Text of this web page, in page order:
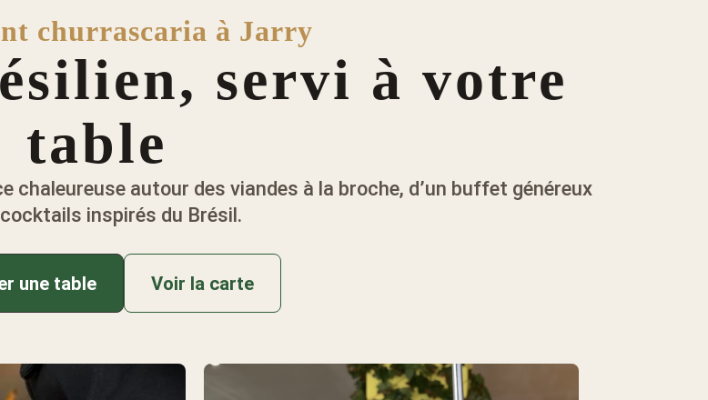
churrascaria à Jarry
servi à votre
table
chaleureuse autour des viandes à la broche, d’un buffet généreux
inspirés du Brésil.
une table Voir la carte